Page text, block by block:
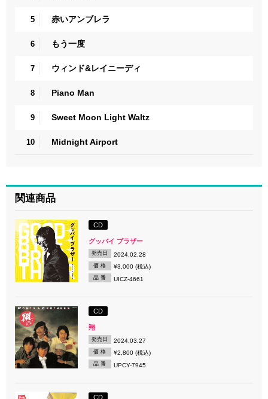
5 赤いアンブレラ
6 もう一度
7 ウィンド&レイニーディ
8 Piano Man
9 Sweet Moon Light Waltz
10 Midnight Airport
関連商品
CD
グッバイ ブラザー
発売日 2024.02.28
価 格 ¥3,000 (税込)
品 番 UICZ-4661
CD
翔
発売日 2024.03.27
価 格 ¥2,800 (税込)
品 番 UPCY-7945
CD